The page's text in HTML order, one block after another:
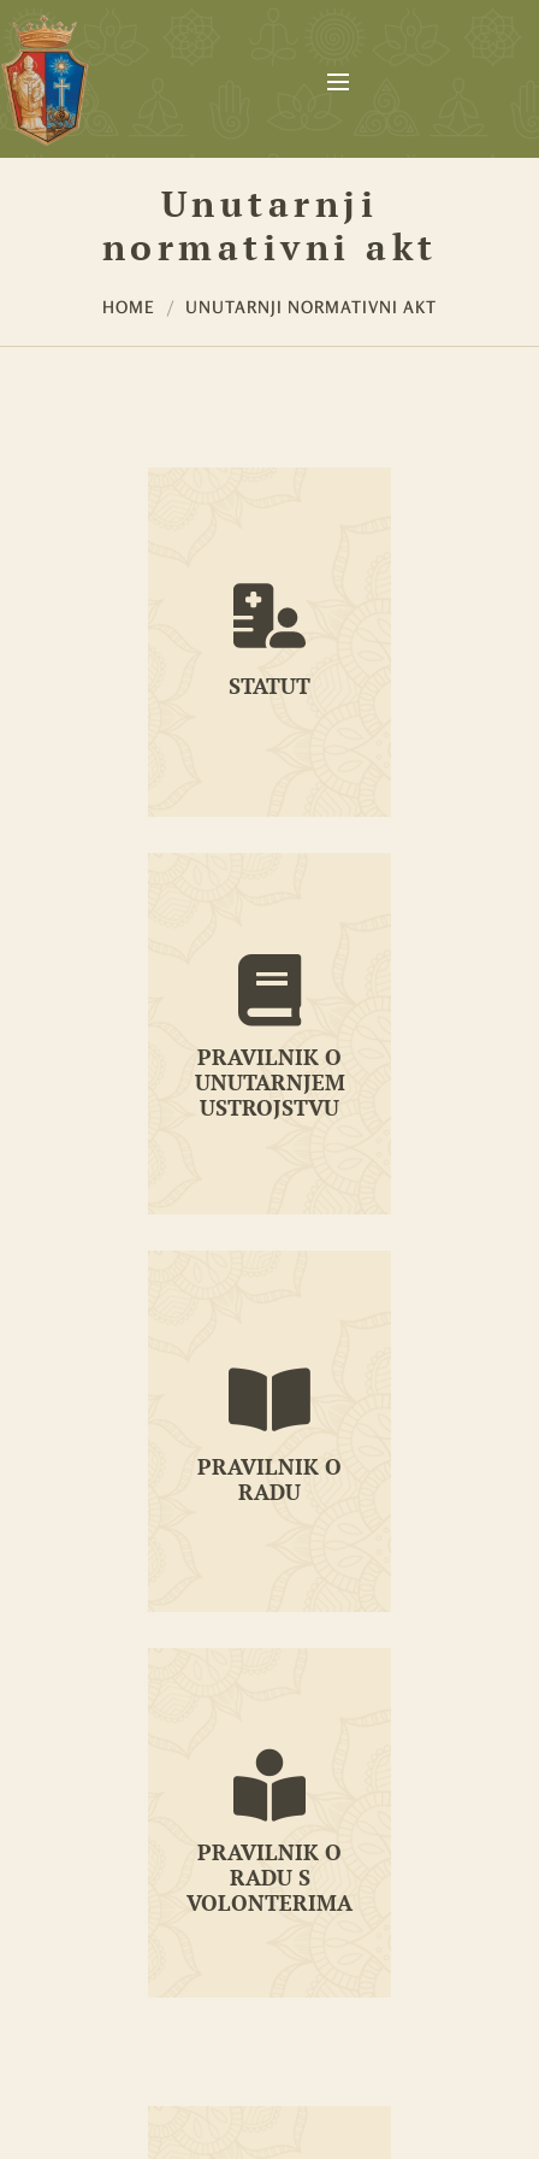
Unutarnji
normativni akt
HOME UNUTARNJI NORMATIVNI AKT
STATUT
STATUT
PRAVILNIK O
UNUTARNJEM
USTROJSTVU
PRAVILNIK O
UNUTARNJEM
USTROJSTVU
PRAVILNIK O
RADU
PRAVILNIK O
PRAVILNIK O
RADU S
VOLONTERIMA
PRAVILNIK O
RADU S
VOLONTERIMA